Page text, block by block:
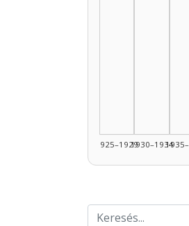
1925–19291930–1934